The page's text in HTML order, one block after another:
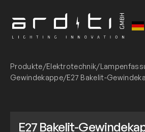
Inhalt
springen
Produkte/Elektrotechnik/
Gewindekappe/E27 Bakelit-
E27 Bakelit-